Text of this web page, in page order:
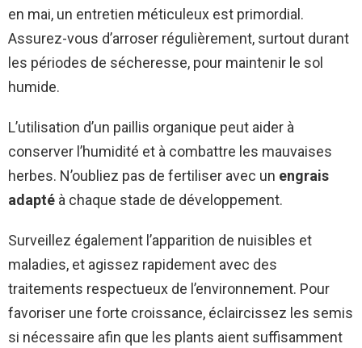
en mai, un entretien méticuleux est primordial.
Assurez-vous d’arroser régulièrement, surtout durant
les périodes de sécheresse, pour maintenir le sol
humide.
L’utilisation d’un paillis organique peut aider à
conserver l’humidité et à combattre les mauvaises
herbes. N’oubliez pas de fertiliser avec un engrais
adapté à chaque stade de développement.
Surveillez également l’apparition de nuisibles et
maladies, et agissez rapidement avec des
traitements respectueux de l’environnement. Pour
favoriser une forte croissance, éclaircissez les semis
si nécessaire afin que les plants aient suffisamment